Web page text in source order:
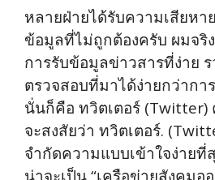
หลายฝ่ายได้รับความเสียหา
ข้อมูลที่ไม่ถูกต้องครับ ผมจริ
การรับข้อมูลข่าวสารที่ง่าย
ตรวจสอบที่มาได้ง่ายกว่ากา
นั่นก็คือ ทวิตเตอร์ (Twitter)
จะสงสัยว่า ทวิตเตอร์.
จำกัดความแบบเข้าใจง่ายที่